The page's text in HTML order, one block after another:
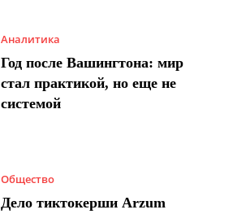
Аналитика
Год после Вашингтона: мир
стал практикой, но еще не
системой
Общество
Дело тиктокерши Arzum